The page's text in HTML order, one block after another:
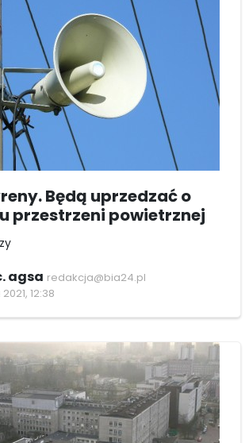
Będą uprzedzać o
przestrzeni powietrznej
agsa redakcja@bia24.pl
12:38